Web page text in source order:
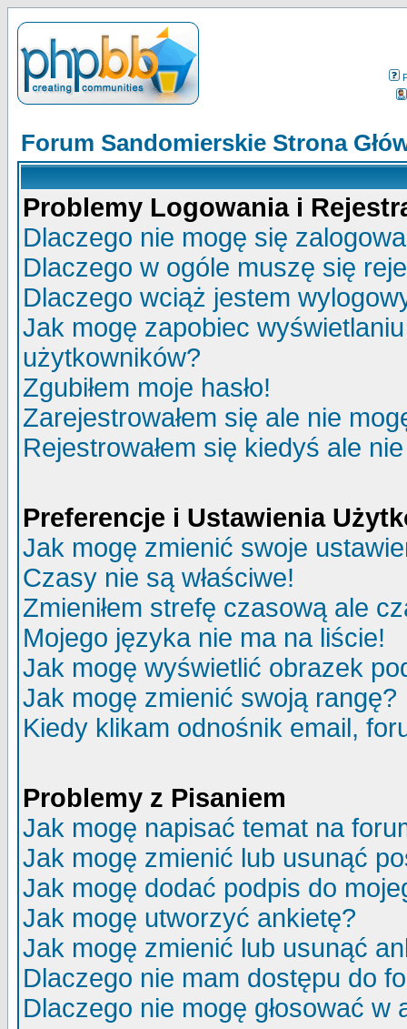
Forum Sandomierskie Strona
Problemy Logowania i
Dlaczego nie mogę się
Dlaczego w ogóle muszę się
Dlaczego wciąż jestem
Jak mogę zapobiec
użytkowników?
Zgubiłem moje hasło!
Zarejestrowałem się ale nie
Rejestrowałem się kiedyś ale
Preferencje i Ustawienia
Jak mogę zmienić swoje
Czasy nie są właściwe!
Zmieniłem strefę czasową ale
Mojego języka nie ma na liście!
Jak mogę wyświetlić obrazek
Jak mogę zmienić swoją rangę?
Kiedy klikam odnośnik email,
Problemy z Pisaniem
Jak mogę napisać temat na
Jak mogę zmienić lub usunąć
Jak mogę dodać podpis do
Jak mogę utworzyć ankietę?
Jak mogę zmienić lub usunąć
Dlaczego nie mam dostępu do
Dlaczego nie mogę głosować w